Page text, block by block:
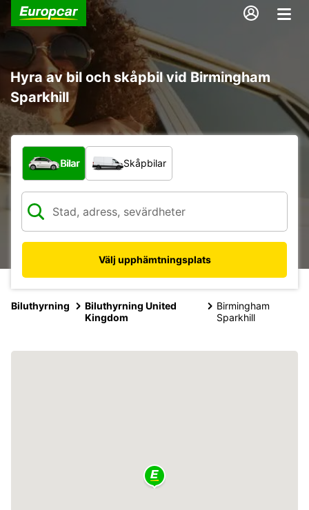
Hyra av bil och skåpbil vid Birmingham
Sparkhill
Vilken typ av fordon?
Bilar Skåpbilar
Välj upphämtningsplats
Biluthyrning
Biluthyrning United
Kingdom
Birmingham
Sparkhill